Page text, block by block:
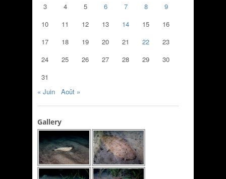
3
4 5 6 7 8
9
10
11 12 13 14 15
16
17
18 19 20 21 22
23
24
25 26 27 28 29
30
31
« Juin
Août »
Gallery